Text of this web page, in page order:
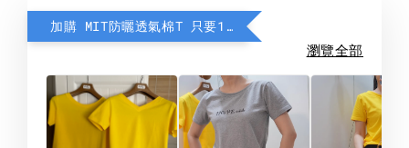
加購 MIT防曬透氣棉T 只要190元
瀏覽全部